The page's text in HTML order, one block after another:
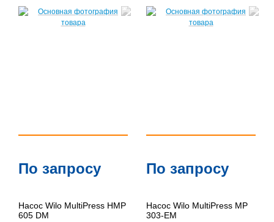
По запросу
Насос Wilo MultiPress HMP
605 DM
По запросу
Насос Wilo MultiPress MP
303-EM